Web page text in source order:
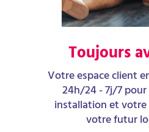
Toujours
Votre espace client
24h/24 - 7j/7
installation et
votre futur